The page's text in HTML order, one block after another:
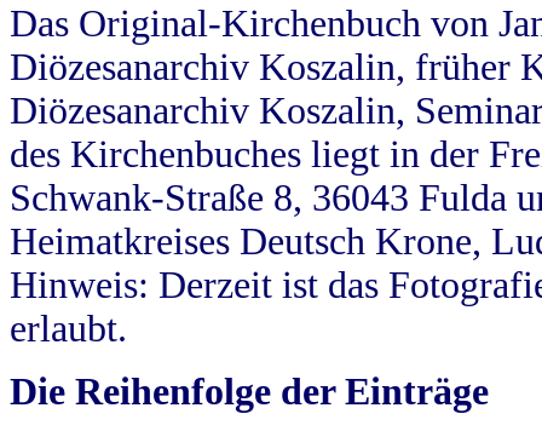
Das Original-Kirchenbuch von
Diözesanarchiv Koszalin, früher
Diözesanarchiv Koszalin,
des Kirchenbuches liegt in der
Schwank-Straße 8, 36043 Fulda
Heimatkreises Deutsch Krone,
Hinweis: Derzeit ist das
erlaubt.
Die Reihenfolge der Einträge